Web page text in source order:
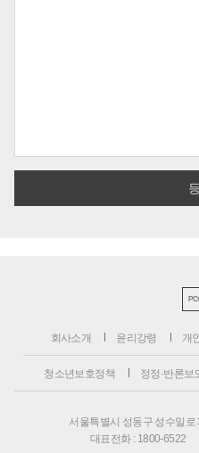
PC
회사소개 윤리강령 개
청소년보호정책 정정·반론보
서울특별시 성동구 성수일
대표전화 : 1800-6522